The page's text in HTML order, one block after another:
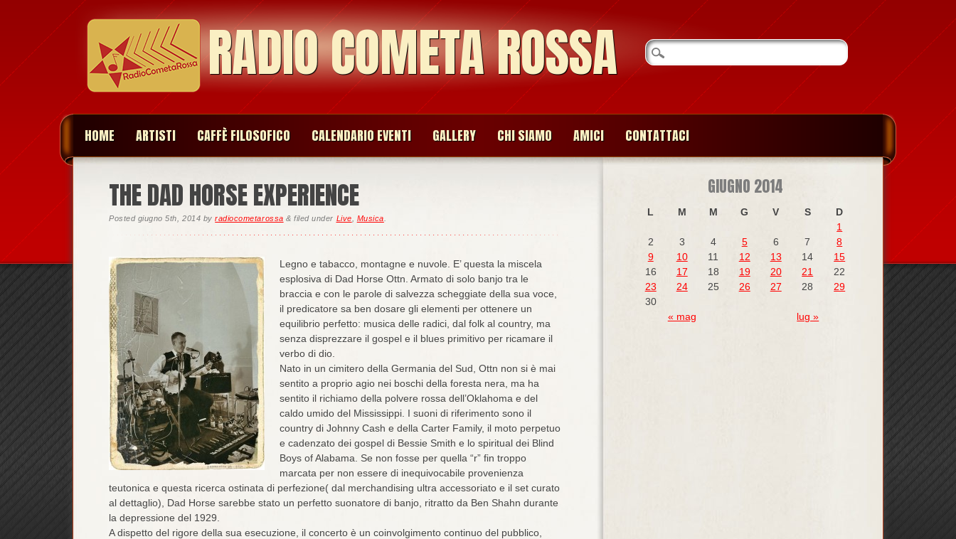
RADIO COMETA ROSSA
HOME ARTISTI CAFFÈ FILOSOFICO CALENDARIO EVENTI GALLERY CHI SIAMO AMICI CONTATTACI
THE DAD HORSE EXPERIENCE
Posted giugno 5th, 2014 byradiocometarossa & filed under Live Musica
Legno e tabacco, montagne e nuvole. E’ questa la miscela
esplosiva di Dad Horse Ottn. Armato di solo banjo tra le
braccia e con le parole di salvezza scheggiate della sua voce,
il predicatore sa ben dosare gli elementi per ottenere un
equilibrio perfetto: musica delle radici, dal folk al country, ma
senza disprezzare il gospel e il blues primitivo per ricamare il
verbo di dio.
Nato in un cimitero della Germania del Sud, Ottn non si è mai
sentito a proprio agio nei boschi della foresta nera, ma ha
sentito il richiamo della polvere rossa dell’Oklahoma e del
caldo umido del Mississippi. I suoni di riferimento sono il
country di Johnny Cash e della Carter Family, il moto perpetuo
e cadenzato dei gospel di Bessie Smith e lo spiritual dei Blind
Boys of Alabama. Se non fosse per quella “r” fin troppo
marcata per non essere di inequivocabile provenienza
teutonica e questa ricerca ostinata di perfezione( dal merchandising ultra accessoriato e il set curato
al dettaglio), Dad Horse sarebbe stato un perfetto suonatore di banjo, ritratto da Ben Shahn durante
la depressione del 1929.
A dispetto del rigore della sua esecuzione, il concerto è un coinvolgimento continuo del pubblico,
GIUGNO 2014
L M M G V S D
« mag lug »
1
2
3 4 5 6 7
8
9
10 11 12 13 14
15
16
17 18 19 20 21
22
23
24 25 26 27 28
29
30